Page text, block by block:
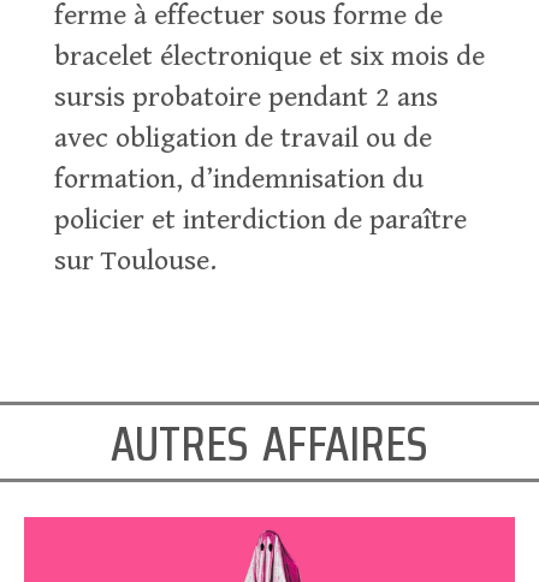
ferme à effectuer sous forme de
bracelet électronique et six mois de
sursis probatoire pendant 2 ans
avec obligation de travail ou de
formation, d’indemnisation du
policier et interdiction de paraître
sur Toulouse.
autres affaires